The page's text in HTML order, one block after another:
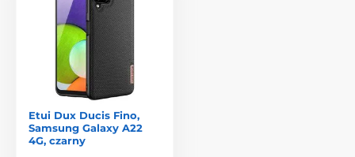
Etui Dux Ducis Fino,
Samsung Galaxy A22
4G, czarny